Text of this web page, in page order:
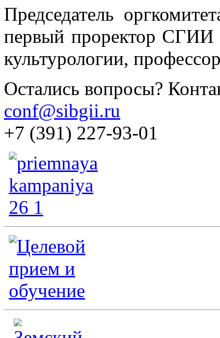
Председатель
первый проректор СГИИ
культурологии,
Остались вопросы?
conf@sibgii.ru
+7 (391) 227-93-01